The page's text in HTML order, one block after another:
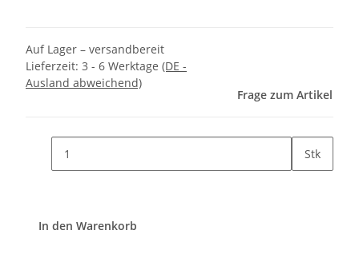
Auf Lager – versandbereit
Lieferzeit: 3 - 6 Werktage (DE -
Ausland abweichend)
Frage zum Artikel
Stk
In den Warenkorb